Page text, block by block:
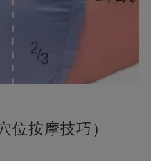
位按摩技巧）